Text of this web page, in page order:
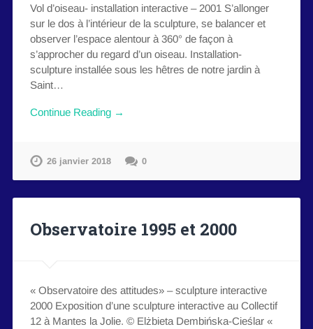
Vol d’oiseau- installation interactive – 2001 S’allonger
sur le dos à l’intérieur de la sculpture, se balancer et
observer l’espace alentour à 360° de façon à
s’approcher du regard d’un oiseau. Installation-
sculpture installée sous les hêtres de notre jardin à
Saint…
Continue Reading →
26 janvier 2018 0
Observatoire 1995 et 2000
« Observatoire des attitudes» – sculpture interactive
2000 Exposition d’une sculpture interactive au Collectif
12 à Mantes la Jolie. © Elżbieta Dembińska-Cieślar «